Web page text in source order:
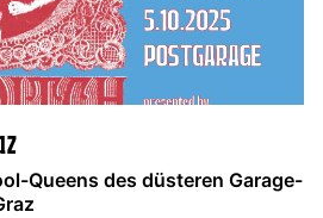
Queens des düsteren Garage-